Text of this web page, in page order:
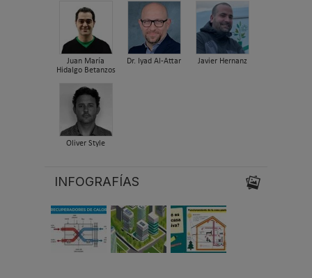
Juan María
Hidalgo Betanzos
Dr. Iyad Al-Attar Javier Hernanz
Oliver Style
INFOGRAFÍAS